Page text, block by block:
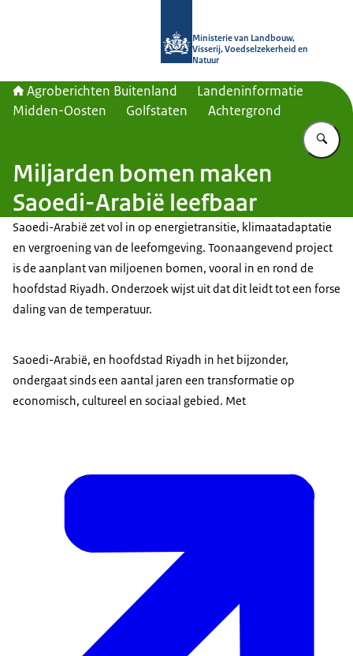
Ministerie van Landbouw,
Visserij, Voedselzekerheid en
Natuur
Agroberichten Buitenland
Landeninformatie
Midden-Oosten
Golfstaten Achtergrond
Miljarden bomen maken
Saoedi-Arabië leefbaar
Saoedi-Arabië zet vol in op energietransitie, klimaatadaptatie
en vergroening van de leefomgeving. Toonaangevend project
is de aanplant van miljoenen bomen, vooral in en rond de
hoofdstad Riyadh. Onderzoek wijst uit dat dit leidt tot een forse
daling van de temperatuur.
Saoedi-Arabië, en hoofdstad Riyadh in het bijzonder,
ondergaat sinds een aantal jaren een transformatie op
economisch, cultureel en sociaal gebied. Met